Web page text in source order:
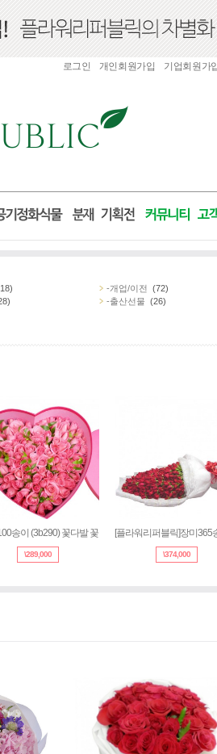
로그인 개인회원가입 기업회원가
-개업/이전 (72)
-출산선물 (26)
100송이 (3b290) 꽃다발 꽃
289,000
[플라워리퍼블릭]장미
\374,000